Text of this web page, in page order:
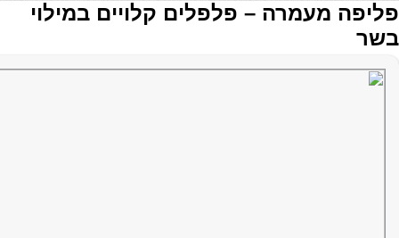
פליפה מעמרה – פלפלים קלויים במילוי
בשר